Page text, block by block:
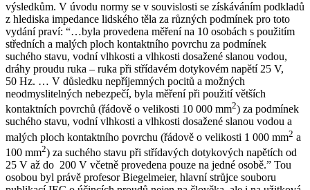
výsledkům. V úvodu normy se v souvislosti se získáváním podkladů
z hlediska impedance lidského těla za různých podmínek pro toto
vydání praví: “…byla provedena měření na 10 osobách s použitím
středních a malých ploch kontaktního povrchu za podmínek
suchého stavu, vodní vlhkosti a vlhkosti dosažené slanou vodou,
dráhy proudu ruka – ruka při střídavém dotykovém napětí 25 V,
50 Hz. … V důsledku nepříjemných pocitů a možných
neodmyslitelných nebezpečí, byla měření při použití větších
kontaktních povrchů (řádově o velikosti 10 000 mm2) za podmínek
suchého stavu, vodní vlhkosti a vlhkosti dosažené slanou vodou a
malých ploch kontaktního povrchu (řádově o velikosti 1 000 mm2 a
100 mm2) za suchého stavu při střídavých dotykových napětích od
25 V až do 200 V včetně provedena pouze na jedné osobě.” Tou
osobou byl právě profesor Biegelmeier, hlavní strůjce souboru